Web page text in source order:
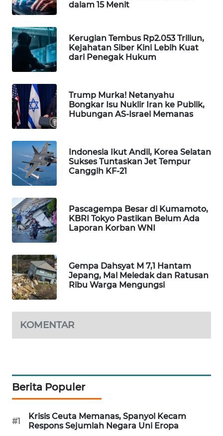
dalam 15 Menit
Kerugian Tembus Rp2.053 Triliun,
Kejahatan Siber Kini Lebih Kuat
dari Penegak Hukum
Trump Murka! Netanyahu
Bongkar Isu Nuklir Iran ke Publik,
Hubungan AS-Israel Memanas
Indonesia Ikut Andil, Korea Selatan
Sukses Tuntaskan Jet Tempur
Canggih KF-21
Pascagempa Besar di Kumamoto,
KBRI Tokyo Pastikan Belum Ada
Laporan Korban WNI
Gempa Dahsyat M 7,1 Hantam
Jepang, Mal Meledak dan Ratusan
Ribu Warga Mengungsi
KOMENTAR
Berita Populer
#1
Krisis Ceuta Memanas, Spanyol Kecam
Respons Sejumlah Negara Uni Eropa
WAHANANEWS
CO ID
WAHANANEWS
NET
WAHANA
SPORT
WAHANA
WAHANA
SELEB
WAHANA
PERSONA
WAHANA
WAHANA
HEALTH
WAHANA
DESA
KONSUMEN